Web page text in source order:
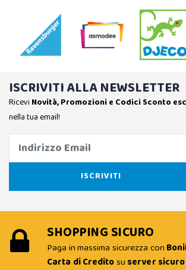
ISCRIVITI ALLA NEWSLETTER
Ricevi Novità, Promozioni e Codici Sconto
nella tua email!
SHOPPING SICURO
Paga in massima sicurezza con
Carta di Creditosu server